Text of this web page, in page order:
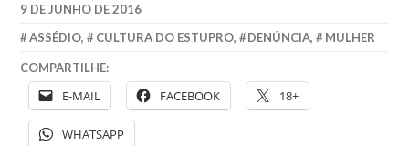
9 DE JUNHO DE 2016
ASSÉDIO, CULTURA DO ESTUPRO, DENÚNCIA, MULHER
COMPARTILHE:
E-MAIL FACEBOOK 18+
WHATSAPP